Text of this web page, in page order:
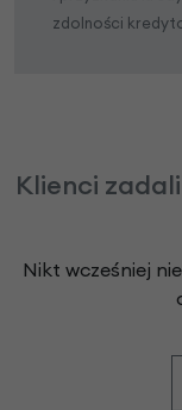
zdolności
Klienci
Nikt wcześniej